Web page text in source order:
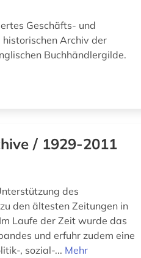
Geschäfts- und
Archiv der
Buchhändlergilde.
/ 1929-2011
des
den ältesten Zeitungen in
Laufe der Zeit wurde das
und erfuhr zudem eine
, sozial-... Mehr